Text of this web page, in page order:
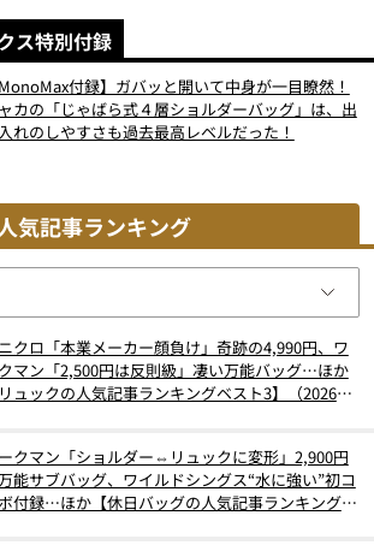
ス特別付録
MonoMax付録】ガバッと開いて中身が一目瞭然！
カの「じゃばら式４層ショルダーバッグ」は、出
れのしやすさも過去最高レベルだった！
気記事ランキング
クロ「本業メーカー顔負け」奇跡の4,990円、ワ
マン「2,500円は反則級」凄い万能バッグ…ほか
リュックの人気記事ランキングベスト3】（2026年
クマン「ショルダー⇔リュックに変形」2,900円
能サブバッグ、ワイルドシングス“水に強い”初コ
付録…ほか【休日バッグの人気記事ランキングベ